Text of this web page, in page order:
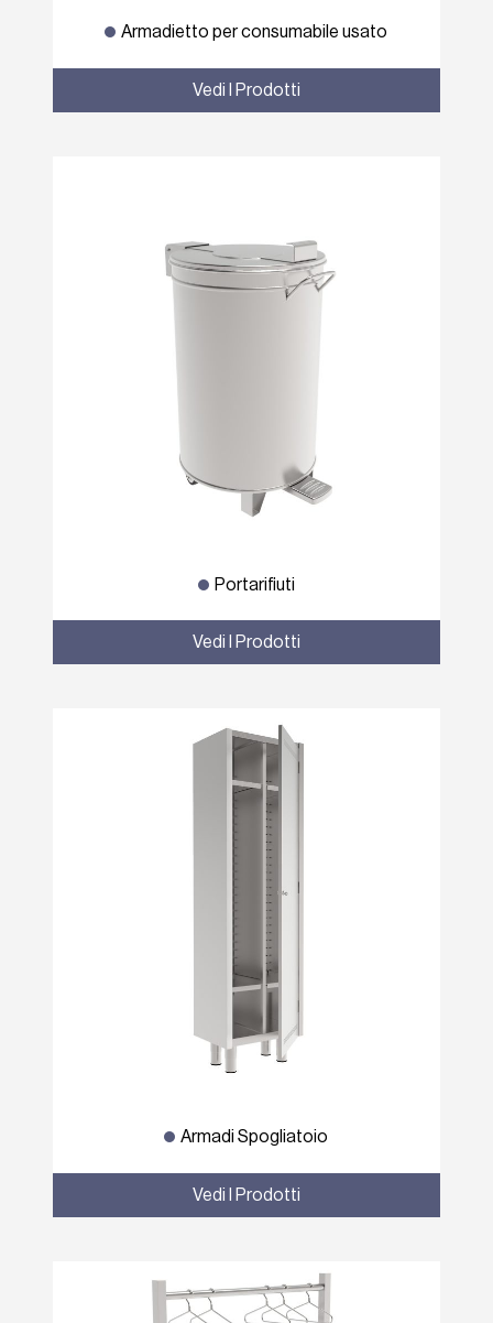
Armadietto per consumabile usato
Vedi I Prodotti
Portarifiuti
Vedi I Prodotti
Armadi Spogliatoio
Vedi I Prodotti